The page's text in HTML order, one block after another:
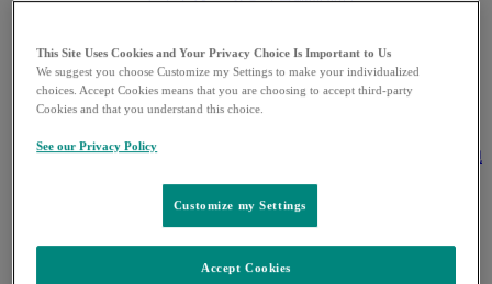
キイトルーダ®（子宮頸癌）
キイトルーダ®（悪性黒色腫）
キイトルーダ®（古典的ホジキンリンパ
キイトルーダ®（原発性縦隔大細胞型B細胞
キイトルーダ®（MSI-High固形癌）
キイトルーダ®（MSI-High結腸・直腸癌）
キイトルーダ®（TMB-High固形癌）
キャップバックス®
This Site Uses Cookies and Your Privacy Choice Is Important to Us
We suggest you choose Customize my Settings to make your individualized
choices. Accept Cookies means that you are choosing to accept third-party
Cookies and that you understand this choice.
See our Privacy Policy
Customize my Settings
Accept Cookies